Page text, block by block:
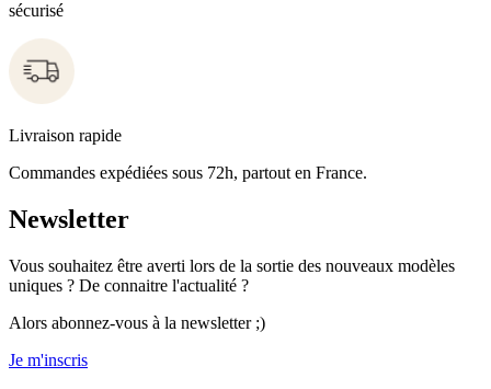
sécurisé
Livraison rapide
Commandes expédiées sous 72h, partout en France.
Newsletter
Vous souhaitez être averti lors de la sortie des nouveaux modèles
uniques ? De connaitre l'actualité ?
Alors abonnez-vous à la newsletter ;)
Je m'inscris